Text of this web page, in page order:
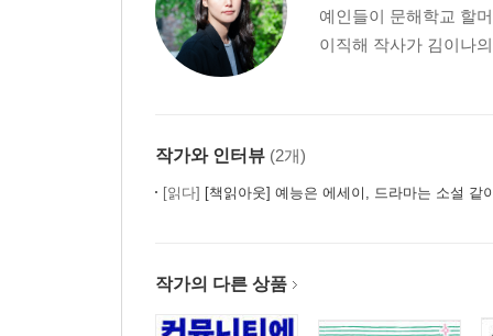
3장 누구에게나 인정이 필요하다
4장 ‘위선’이 작동하는 사회
예인들이 문해학교 할
이직해 작사가 김이나
작가와 인터뷰 (2개)
[읽다] [책읽아웃] 예능은 에세이, 드라마는 소설 같
작가의 다른 상품